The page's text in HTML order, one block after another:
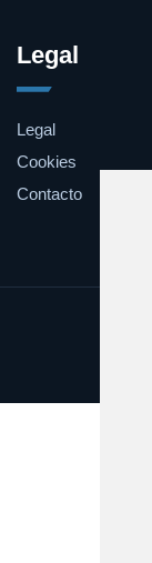
Legal
Legal
Cookies
Contacto